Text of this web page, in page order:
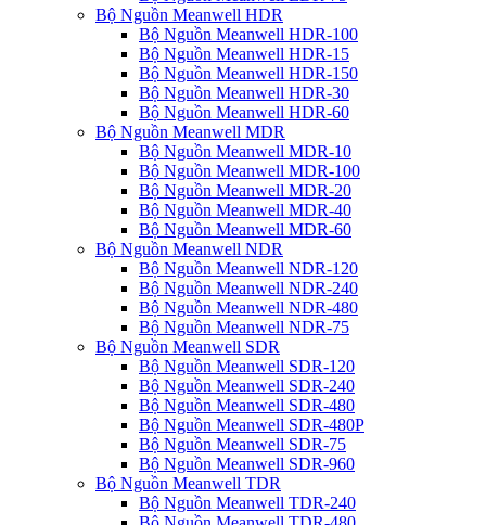
Bộ Nguồn Meanwell HDR
Bộ Nguồn Meanwell HDR-100
Bộ Nguồn Meanwell HDR-15
Bộ Nguồn Meanwell HDR-150
Bộ Nguồn Meanwell HDR-30
Bộ Nguồn Meanwell HDR-60
Bộ Nguồn Meanwell MDR
Bộ Nguồn Meanwell MDR-10
Bộ Nguồn Meanwell MDR-100
Bộ Nguồn Meanwell MDR-20
Bộ Nguồn Meanwell MDR-40
Bộ Nguồn Meanwell MDR-60
Bộ Nguồn Meanwell NDR
Bộ Nguồn Meanwell NDR-120
Bộ Nguồn Meanwell NDR-240
Bộ Nguồn Meanwell NDR-480
Bộ Nguồn Meanwell NDR-75
Bộ Nguồn Meanwell SDR
Bộ Nguồn Meanwell SDR-120
Bộ Nguồn Meanwell SDR-240
Bộ Nguồn Meanwell SDR-480
Bộ Nguồn Meanwell SDR-480P
Bộ Nguồn Meanwell SDR-75
Bộ Nguồn Meanwell SDR-960
Bộ Nguồn Meanwell TDR
Bộ Nguồn Meanwell TDR-240